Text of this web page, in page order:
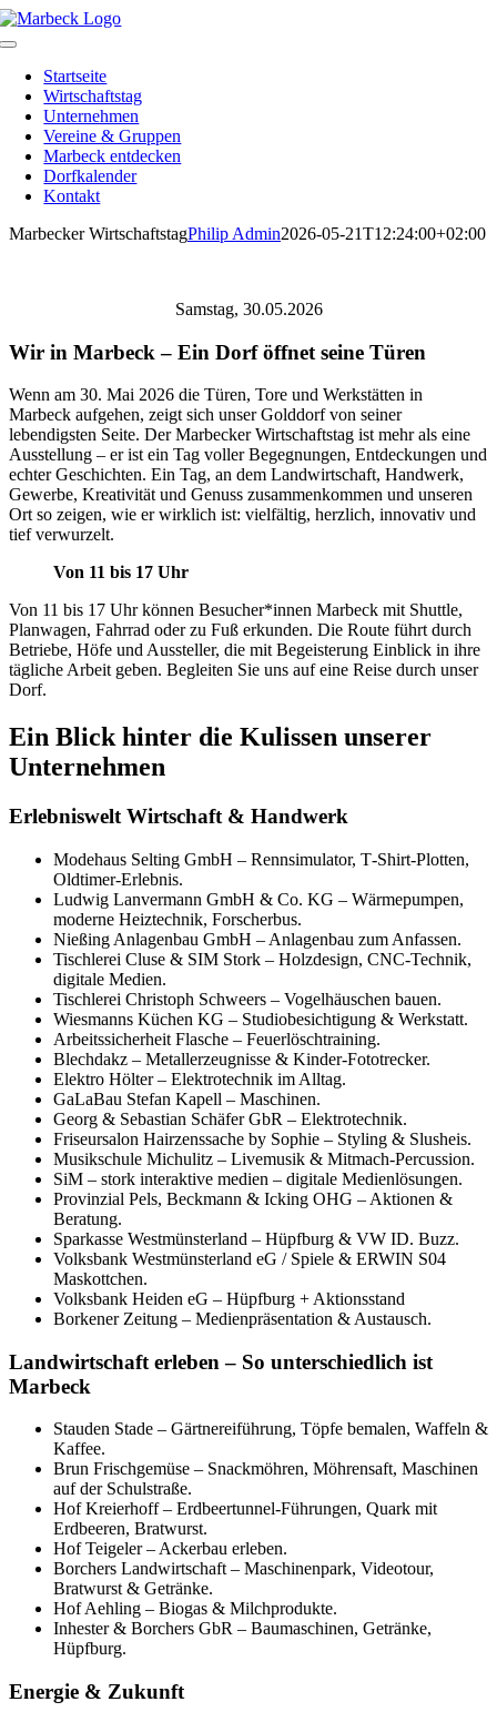
Skip
to
Toggle
NavigationStartseite
Wirtschaftstag
Unternehmen
Vereine & Gruppen
Marbeck entdecken
Dorfkalender
Kontakt
Marbecker WirtschaftstagPhilip Admin2026-05-21T12:24:00+02:00
Samstag, 30.05.2026
Wir in Marbeck – Ein Dorf öffnet seine Türen
Wenn am 30. Mai 2026 die Türen, Tore und Werkstätten in
Marbeck aufgehen, zeigt sich unser Golddorf von seiner
lebendigsten Seite. Der Marbecker Wirtschaftstag ist mehr als eine
Ausstellung – er ist ein Tag voller Begegnungen, Entdeckungen und
echter Geschichten. Ein Tag, an dem Landwirtschaft, Handwerk,
Gewerbe, Kreativität und Genuss zusammenkommen und unseren
Ort so zeigen, wie er wirklich ist: vielfältig, herzlich, innovativ und
tief verwurzelt.
Von 11 bis 17 Uhr
Von 11 bis 17 Uhr können Besucher*innen Marbeck mit Shuttle,
Planwagen, Fahrrad oder zu Fuß erkunden. Die Route führt durch
Betriebe, Höfe und Aussteller, die mit Begeisterung Einblick in ihre
tägliche Arbeit geben. Begleiten Sie uns auf eine Reise durch unser
Dorf.
Ein Blick hinter die Kulissen unserer
Unternehmen
Erlebniswelt Wirtschaft & Handwerk
Modehaus Selting GmbH – Rennsimulator, T‑Shirt‑Plotten,
Oldtimer-Erlebnis.
Ludwig Lanvermann GmbH & Co. KG – Wärmepumpen,
moderne Heiztechnik, Forscherbus.
Nießing Anlagenbau GmbH – Anlagenbau zum Anfassen.
Tischlerei Cluse & SIM Stork – Holzdesign, CNC-Technik,
digitale Medien.
Tischlerei Christoph Schweers – Vogelhäuschen bauen.
Wiesmanns Küchen KG – Studiobesichtigung & Werkstatt.
Arbeitssicherheit Flasche – Feuerlöschtraining.
Blechdakz – Metallerzeugnisse & Kinder-Fototrecker.
Elektro Hölter – Elektrotechnik im Alltag.
GaLaBau Stefan Kapell – Maschinen.
Georg & Sebastian Schäfer GbR – Elektrotechnik.
Friseursalon Hairzenssache by Sophie – Styling & Slusheis.
Musikschule Michulitz – Livemusik & Mitmach-Percussion.
SiM – stork interaktive medien – digitale Medienlösungen.
Provinzial Pels, Beckmann & Icking OHG – Aktionen &
Beratung.
Sparkasse Westmünsterland – Hüpfburg & VW ID. Buzz.
Volksbank Westmünsterland eG / Spiele & ERWIN S04
Maskottchen.
Volksbank Heiden eG – Hüpfburg + Aktionsstand
Borkener Zeitung – Medienpräsentation & Austausch.
Landwirtschaft erleben – So unterschiedlich ist
Marbeck
Stauden Stade – Gärtnereiführung, Töpfe bemalen, Waffeln &
Kaffee.
Brun Frischgemüse – Snackmöhren, Möhrensaft, Maschinen
auf der Schulstraße.
Hof Kreierhoff – Erdbeertunnel-Führungen, Quark mit
Erdbeeren, Bratwurst.
Hof Teigeler – Ackerbau erleben.
Borchers Landwirtschaft – Maschinenpark, Videotour,
Bratwurst & Getränke.
Hof Aehling – Biogas & Milchprodukte.
Inhester & Borchers GbR – Baumaschinen, Getränke,
Hüpfburg.
Energie & Zukunft